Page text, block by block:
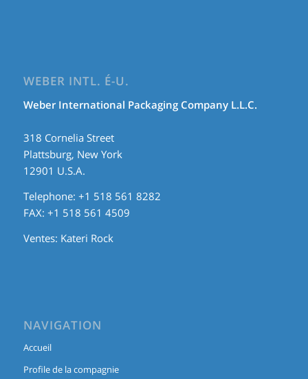
WEBER INTL. É-U.
Weber International Packaging Company L.L.C.
318 Cornelia Street
Plattsburg, New York
12901 U.S.A.
Telephone: +1 518 561 8282
FAX: +1 518 561 4509
Ventes: Kateri Rock
NAVIGATION
Accueil
Profile de la compagnie